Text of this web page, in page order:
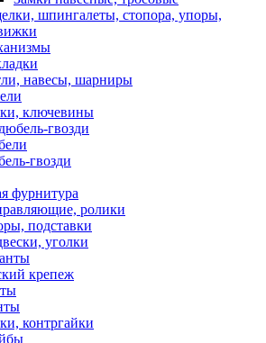
шпингалеты, стопора, упоры,
навесы, шарниры
ключевины
гвозди
гвозди
фурнитура
ролики
подставки
уголки
крепеж
контргайки